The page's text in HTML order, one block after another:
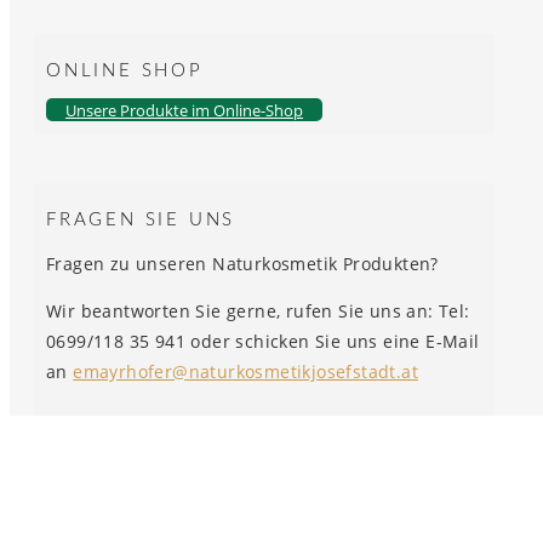
ONLINE SHOP
Unsere Produkte im Online-Shop
FRAGEN SIE UNS
Fragen zu unseren Naturkosmetik Produkten?
Wir beantworten Sie gerne, rufen Sie uns an: Tel:
0699/118 35 941 oder schicken Sie uns eine E-Mail
anemayrhofer@naturkosmetikjosefstadt.at